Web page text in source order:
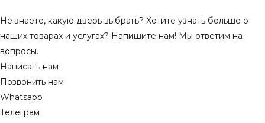
Не знаете, какую дверь выбрать? Хотите узнать больше о
наших товарах и услугах? Напишите нам! Мы ответим на
вопросы.
Написать нам
Позвонить нам
Whatsapp
Телеграм